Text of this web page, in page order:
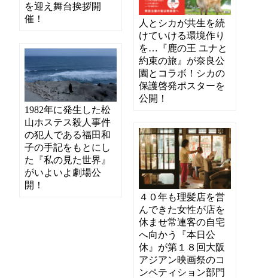
を迎え舞台挨拶開
催！
人とシカが共生を続
けていける環境作り
を…『鹿の王 ユナと
約束の旅』が奈良公
園とコラボ！シカの
保護啓発ポスターを
公開！
1982年に発生した松
山ホステス殺人事件
の犯人である福田和
子の手記をもとにし
た『私の見た世界』
がいよいよ劇場公
開！
４０年も理髪店を営
んできた女性が店を
休ませ常連客の自宅
へ向かう『本日公
休』が第１８回大阪
アジアン映画祭のコ
ンペティション部門